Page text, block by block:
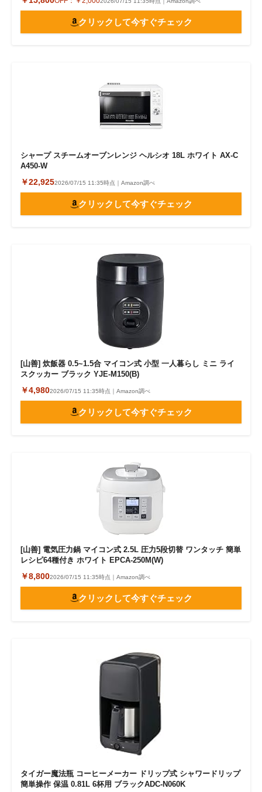
クリックして今すぐチェック
シャープ スチームオーブンレンジ ヘルシオ 18L ホワイト AX-C
A450-W
￥22,9252026/07/15 11:35時点｜Amazon調べ
クリックして今すぐチェック
[山善] 炊飯器 0.5~1.5合 マイコン式 小型 一人暮らし ミニ ライ
スクッカー ブラック YJE-M150(B)
￥4,9802026/07/15 11:35時点｜Amazon調べ
クリックして今すぐチェック
[山善] 電気圧力鍋 マイコン式 2.5L 圧力5段切替 ワンタッチ 簡単
レシピ64種付き ホワイト EPCA-250M(W)
￥8,8002026/07/15 11:35時点｜Amazon調べ
クリックして今すぐチェック
タイガー魔法瓶 コーヒーメーカー ドリップ式 シャワードリップ
簡単操作 保温 0.81L 6杯用 ブラックADC-N060K